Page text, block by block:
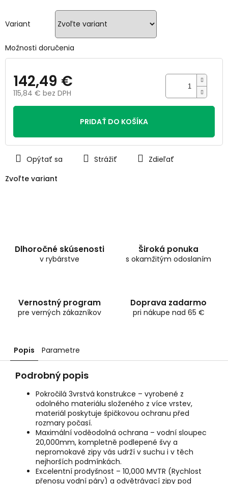
Zvoľte variant
Variant
Možnosti doručenia
142,49 €
115,84 € bez DPH
Jednotková
PRIDAŤ DO KOŠÍKA
Opýtať sa Strážiť Zdieľať
hviezdičiek.
Dlhoročné skúsenosti
v rybárstve
Široká ponuka
s okamžitým odoslaním
Vernostný program
pre verných zákazníkov
Doprava zadarmo
pri nákupe nad 65 €
Popis Parametre
Podrobný popis
Pokročilá 3vrstvá konstrukce – vyrobené z
odolného materiálu složeného z více vrstev,
materiál poskytuje špičkovou ochranu před
rozmary počasí.
Maximální voděodolná ochrana – vodní sloupec
20,000mm, kompletně podlepené švy a
nepromokavé zipy vás udrží v suchu i v těch
nejhorších podmínkách.
Excelentní prodyšnost – 10,000 MVTR (Rychlost
přenosu vodní páry) a odvětrávací zipy pod